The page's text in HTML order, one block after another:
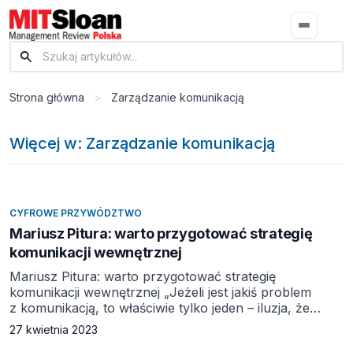
Strona główna > Zarządzanie komunikacją
Więcej w: Zarządzanie komunikacją
CYFROWE PRZYWÓDZTWO
Mariusz Pitura: warto przygotować strategię
komunikacji wewnętrznej
Mariusz Pitura: warto przygotować strategię
komunikacji wewnętrznej „Jeżeli jest jakiś problem
z komunikacją, to właściwie tylko jeden – iluzja, że
komunikacja miała miejsce”. Słowa Bernarda Shawa
27 kwietnia 2023